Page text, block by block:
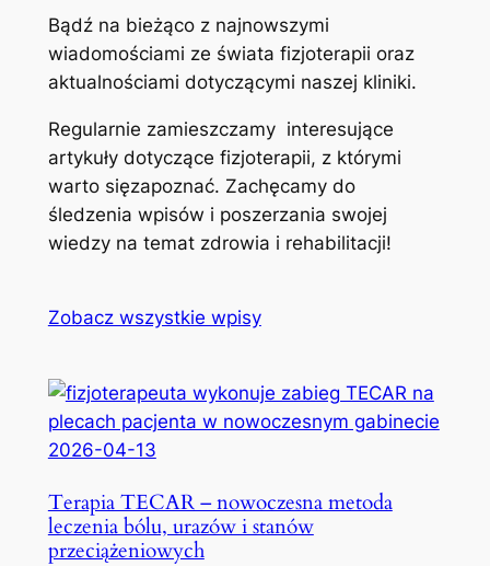
Bądź na bieżąco z najnowszymi
wiadomościami ze świata fizjoterapii oraz
aktualnościami dotyczącymi naszej kliniki.
Regularnie zamieszczamy interesujące
artykuły dotyczące fizjoterapii, z którymi
warto sięzapoznać. Zachęcamy do
śledzenia wpisów i poszerzania swojej
wiedzy na temat zdrowia i rehabilitacji!
Zobacz wszystkie wpisy
2026-04-13
Terapia TECAR – nowoczesna metoda
leczenia bólu, urazów i stanów
przeciążeniowych